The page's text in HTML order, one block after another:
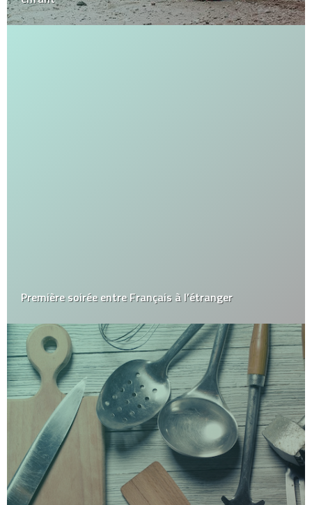
Première soirée entre Français à l’étranger